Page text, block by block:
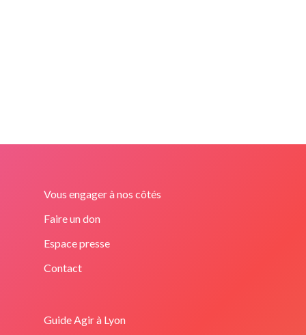
Vous engager à nos côtés
Faire un don
Espace presse
Contact
Guide Agir à Lyon